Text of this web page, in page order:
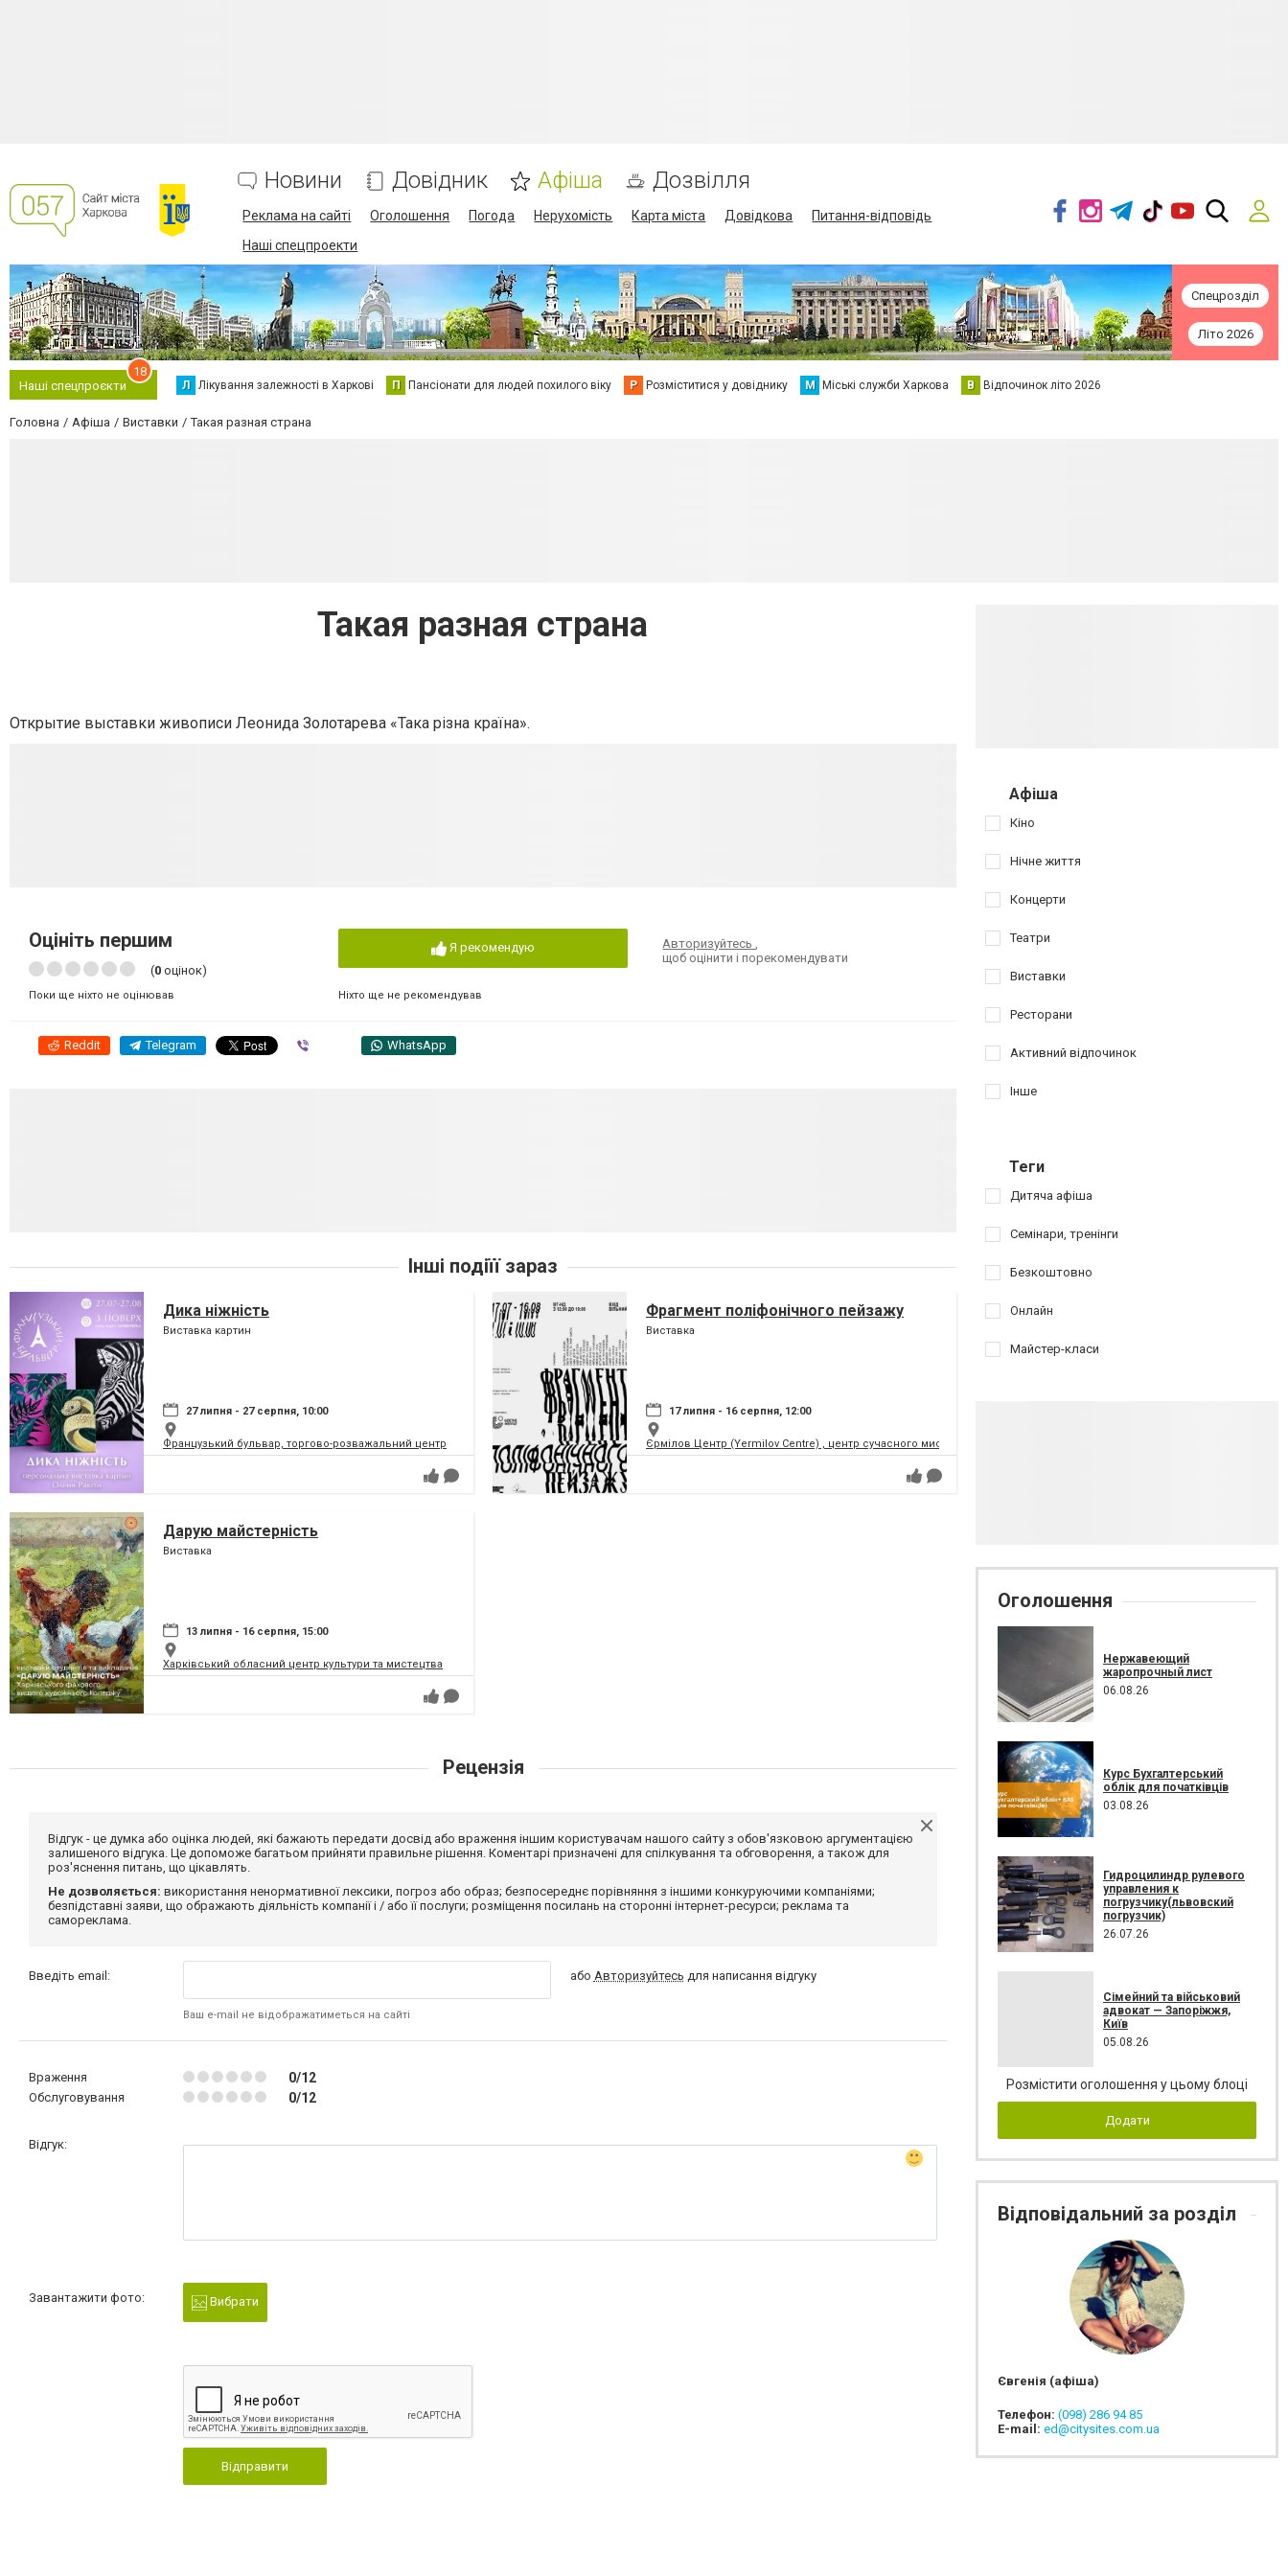
Новини Довідник Афіша Дозвілля
Реклама на сайті Оголошення Погода Нерухомість Карта міста Довідкова
Питання-відповідь
Наші спецпроекти
Спецрозділ
Літо 2026
Наші спецпроєкти
18
Л Лікування залежності в Харкові П Пансіонати для людей похилого віку Р Розміститися у довіднику М Міські служби Харкова В Відпочинок літо 2026
Головна Афіша Виставки Такая разная страна
Такая разная страна
Открытие выставки живописи Леонида Золотарева «Така різна країна».
Оцініть першим
(0 оцінок)
Поки ще ніхто не оцінював
Я рекомендую
Ніхто ще не рекомендував
Авторизуйтесь,
щоб оцінити і порекомендувати
Reddit Telegram WhatsApp
Інші подіїї зараз
Дика ніжність
Виставка картин
27 липня - 27 серпня, 10:00
Французький бульвар, торгово-розважальний центр
Фрагмент поліфонічного пейзажу
Виставка
17 липня - 16 серпня, 12:00
Єрмілов Центр (Yermilov Centre) , центр сучасного мистецтва у Харкові
Дарую майстерність
Виставка
13 липня - 16 серпня, 15:00
Харківський обласний центр культури та мистецтва
Рецензія
Відгук - це думка або оцінка людей, які бажають передати досвід або враження іншим користувачам нашого сайту з обов'язковою аргументацією
залишеного відгука. Це допоможе багатьом прийняти правильне рішення. Коментарі призначені для спілкування та обговорення, а також для
роз'яснення питань, що цікавлять.
Не дозволяється: використання ненормативної лексики, погроз або образ; безпосереднє порівняння з іншими конкуруючими компаніями;
безпідставні заяви, що ображають діяльність компанії і / або її послуги; розміщення посилань на сторонні інтернет-ресурси; реклама та
самореклама.
Введіть email:
Ваш e-mail не відображатиметься на сайті
або Авторизуйтесь для написання відгуку
Враження 0/12
Обслуговування 0/12
Відгук:
Завантажити фото: Вибрати
Відправити
Афіша
Кіно
Нічне життя
Концерти
Театри
Виставки
Ресторани
Активний відпочинок
Інше
Теги
Дитяча афіша
Семінари, тренінги
Безкоштовно
Онлайн
Майстер-класи
Оголошення
Нержавеющий
жаропрочный лист
06.08.26
Курс Бухгалтерський
облік для початківців
03.08.26
Гидроцилиндр рулевого
управления к
погрузчику(львовский
погрузчик)
26.07.26
Сімейний та військовий
адвокат — Запоріжжя,
Київ
05.08.26
Розмістити оголошення у цьому блоці
Додати
Відповідальний за розділ
Євгенія (афіша)
Телефон: (098) 286 94 85
E-mail: ed@citysites.com.ua